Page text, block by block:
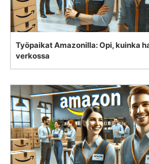
Työpaikat Amazonilla: Opi, kuinka
verkossa